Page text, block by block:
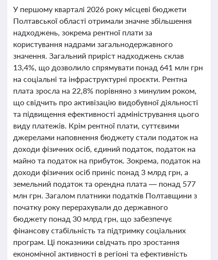
У першому кварталі 2026 року місцеві бюджети
Полтавської області отримали значне збільшення
надходжень, зокрема рентної плати за
користування надрами загальнодержавного
значення. Загальний приріст надходжень склав
13,4%, що дозволило спрямувати понад 641 млн грн
на соціальні та інфраструктурні проєкти. Рентна
плата зросла на 22,8% порівняно з минулим роком,
що свідчить про активізацію видобувної діяльності
та підвищення ефективності адміністрування цього
виду платежів. Крім рентної плати, суттєвими
джерелами наповнення бюджету стали податок на
доходи фізичних осіб, єдиний податок, податок на
майно та податок на прибуток. Зокрема, податок на
доходи фізичних осіб приніс понад 3 млрд грн, а
земельний податок та орендна плата — понад 577
млн грн. Загалом платники податків Полтавщини з
початку року перерахували до державного
бюджету понад 30 млрд грн, що забезпечує
фінансову стабільність та підтримку соціальних
програм. Ці показники свідчать про зростання
економічної активності в регіоні та ефективність